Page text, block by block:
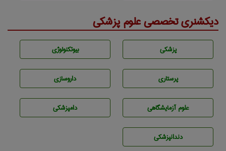
دیکشنری تخصصی علوم پزشکی
پزشكی بيوتكنولوژی
پرستاری داروسازی
علوم آزمايشگاهی دامپزشكی
دندانپزشكی